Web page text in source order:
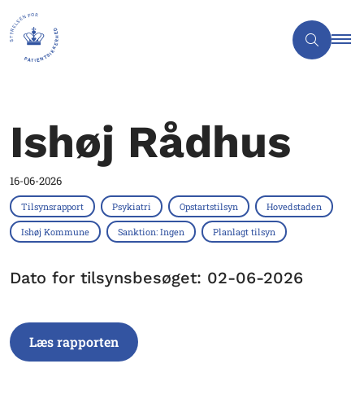
Ishøj Rådhus
16-06-2026
Tilsynsrapport Psykiatri Opstartstilsyn Hovedstaden
Ishøj Kommune Sanktion: Ingen Planlagt tilsyn
Dato for tilsynsbesøget: 02-06-2026
Læs rapporten